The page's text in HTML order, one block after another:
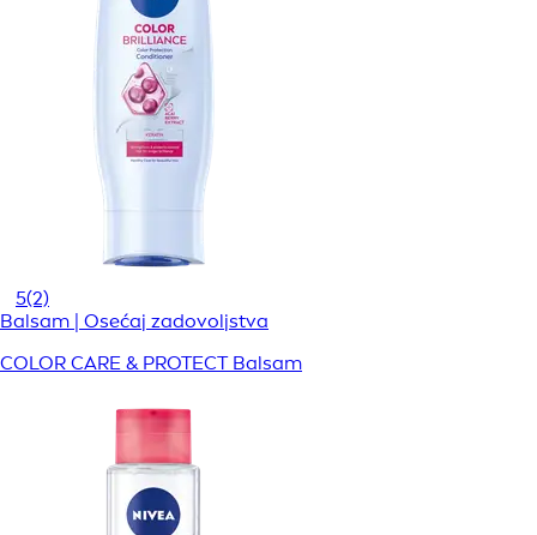
5(2)
Balsam | Osećaj zadovoljstva
COLOR CARE & PROTECT Balsam